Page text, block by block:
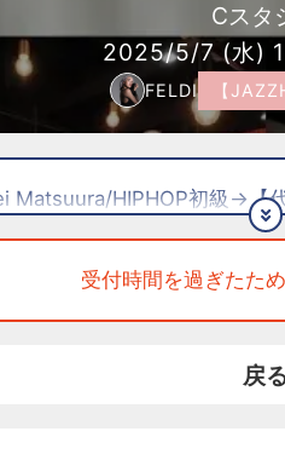
Cスタ
2025/5/7 (水)
FELDI 【
Matsuura/HIPHOP初級→【
ーーー
受付時間を過ぎたた
戻